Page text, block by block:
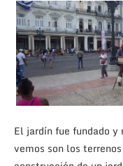
El jardín fue fundado y
vemos son los